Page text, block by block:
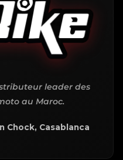
leader des
au Maroc.
Chock, Casablanca